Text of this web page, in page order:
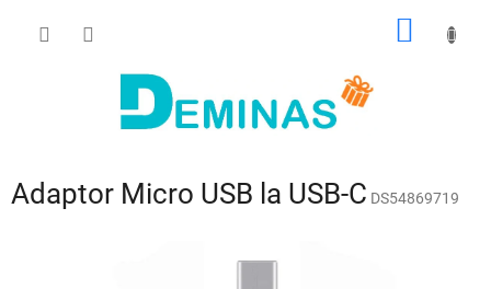
COŞ
Adaptor Micro USB la USB-C DS54869719